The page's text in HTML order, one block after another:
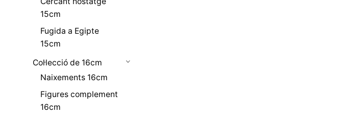
15cm
Fugida a Egipte
15cm
Col·lecció de 16cm
Naixements 16cm
Figures complement
16cm